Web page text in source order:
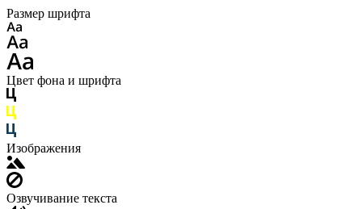
Размер шрифта
Цвет фона и шрифта
Изображения
Озвучивание текста